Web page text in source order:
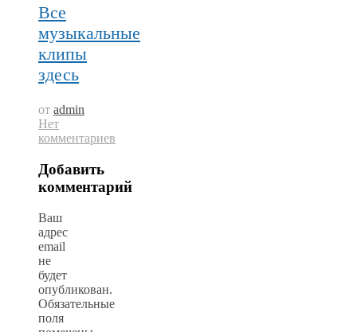
Все
музыкальные
клипы
здесь
от admin
Нет
комментариев
Добавить
комментарий
Ваш
адрес
email
не
будет
опубликован.
Обязательные
поля